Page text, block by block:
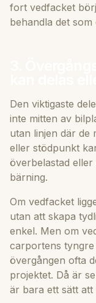
fort vedfacket
behandla det
Den viktigaste
inte mitten av
utan linjen där de
eller stödpunkt
överbelastad
bärning.
Om vedfacket
utan att skapa
enkel. Men om
carportens
övergången ofta
projektet. Då är
är bara ett sätt att